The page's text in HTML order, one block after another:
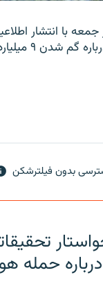
با انتشار
یک نماینده مجلس
بدون فیلترشکن
حمله